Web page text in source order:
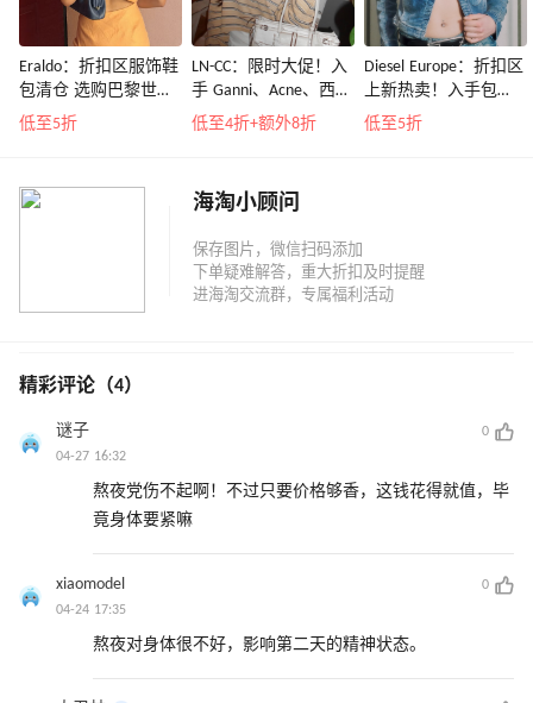
Eraldo：折扣区服饰鞋
包清仓 选购巴黎世
家、Toteme、西太后
低至5折
LN-CC：限时大促！入
手 Ganni、Acne、西太
后等
低至4折+额外8折
Diesel Europe：折扣区
上新热卖！入手包
袋、服饰、鞋履等
低至5折
海淘小顾问
精彩评论（4）
谜子
0
04-27 16:32
熬夜党伤不起啊！不过只要价格够香，这钱花得就值，毕
竟身体要紧嘛
xiaomodel
0
04-24 17:35
熬夜对身体很不好，影响第二天的精神状态。